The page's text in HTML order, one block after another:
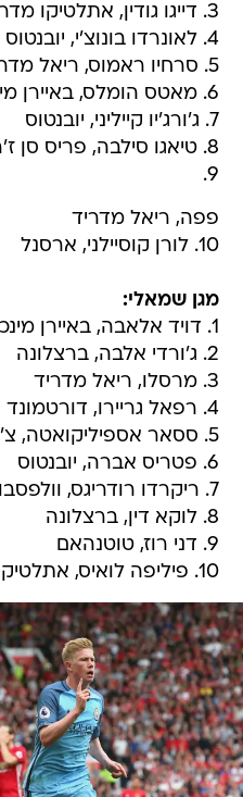
3. דייגו גודין, אתלטיקו מדריד
4. לאונרדו בונוצ'י, יובנטוס
5. סרחיו ראמוס, ריאל מדריד
6. מאטס הומלס, באיירן מינכן
7. ג'ורג'יו קייליני, יובנטוס
8. טיאגו סילבה, פריס סן ז'רמן
9.
פפה, ריאל מדריד
10. לורן קוסיילני, ארסנל
מגן שמאלי:
1. דויד אלאבה, באיירן מינכן
2. ג'ורדי אלבה, ברצלונה
3. מרסלו, ריאל מדריד
4. רפאל גריירו, דורטמונד
5. ססאר אספיליקואטה, צ'לסי
6. פטריס אברה, יובנטוס
7. ריקרדו רודריגס, וולפסבורג
8. לוקא דין, ברצלונה
9. דני רוז, טוטנהאם
10. פיליפה לואיס, אתלטיקו מדריד